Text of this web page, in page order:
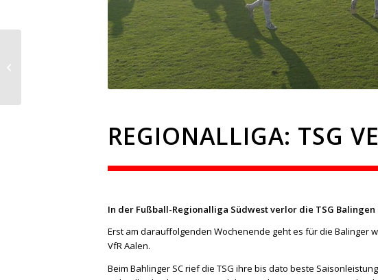
REGIONALLIGA: TSG
In der Fußball-Regionalliga Südwest verlor die TSG Balingen
Erst am darauffolgenden Wochenende geht es für die Balinger
VfR Aalen.
Beim Bahlinger SC rief die TSG ihre bis dato beste
Zum Tode von Drago